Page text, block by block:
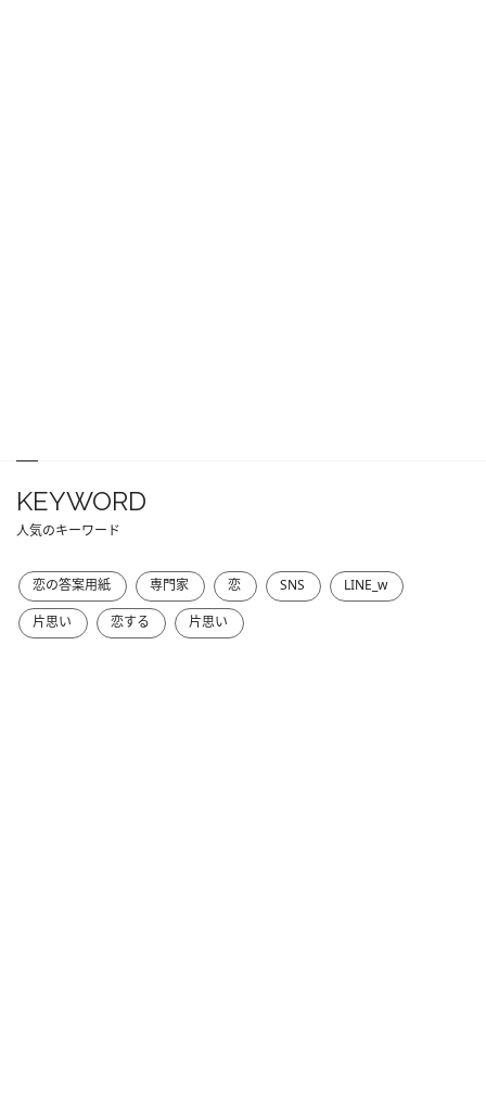
KEYWORD
人気のキーワード
恋の答案用紙 専門家 恋 SNS
LINE_w
片思い
恋する 片思い